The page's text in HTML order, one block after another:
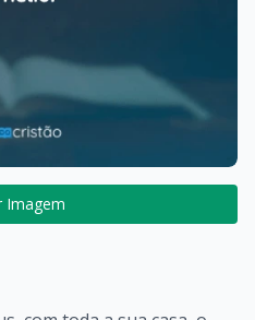
Imagem